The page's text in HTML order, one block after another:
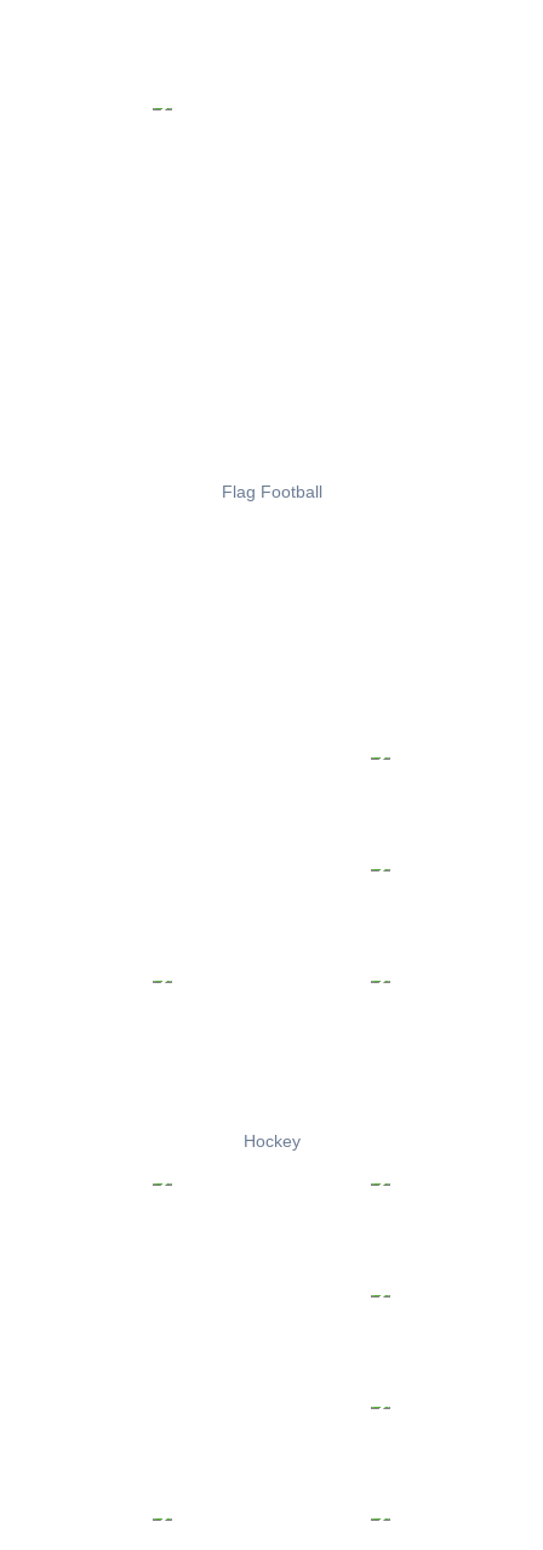
Flag Football
Hockey